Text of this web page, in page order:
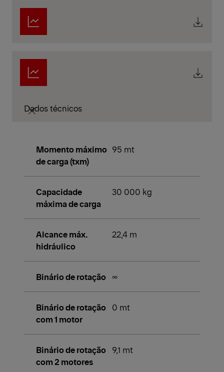
Dados técnicos
Momento máximo
de carga (txm)
95 mt
Capacidade
máxima de carga
30 000 kg
Alcance máx.
hidráulico
22,4 m
Binário de rotação ∞
Binário de rotação
com 1 motor
0 mt
Binário de rotação
com 2 motores
9,1 mt